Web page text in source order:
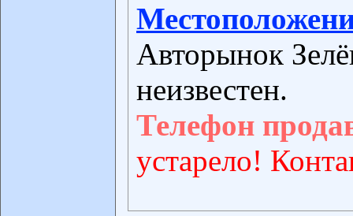
Авторынок
неизвестен.
Телефон
устарело!